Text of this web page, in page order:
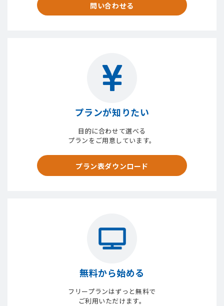
問い合わせる
プランが知りたい
目的に合わせて選べる
プランをご用意しています。
プラン表ダウンロード
無料から始める
フリープランはずっと無料で
ご利用いただけます。